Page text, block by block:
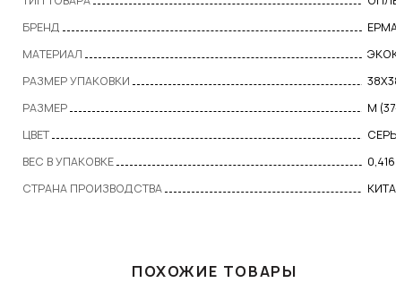
БРЕНД
МАТЕРИАЛ
РАЗМЕР УПАКОВКИ
РАЗМЕР
M
ЦВЕТ
ВЕС В УПАКОВКЕ
СТРАНА ПРОИЗВОДСТВА
ПОХОЖИЕ ТОВАРЫ